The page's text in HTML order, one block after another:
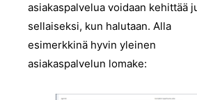
asiakaspalvelua voidaan kehittää
sellaiseksi, kun halutaan. Alla
esimerkkinä hyvin yleinen
asiakaspalvelun lomake: